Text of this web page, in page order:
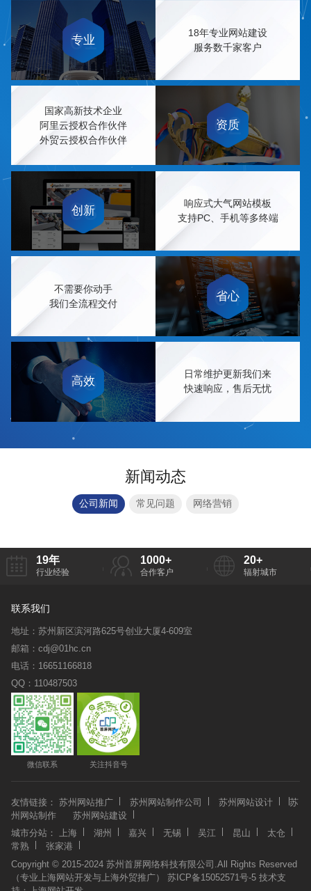
专业
01
18年专业网站建设
服务数千家客户
资质
02
国家高新技术企业
阿里云授权合作伙伴
外贸云授权合作伙伴
创新
03
响应式大气网站模板
支持PC、手机等多终端
省心
04
不需要你动手
我们全流程交付
高效
05
日常维护更新我们来
快速响应，售后无忧
新闻动态
公司新闻 常见问题 网络营销
19年
行业经验
1000+
合作客户
20+
辐射城市
联系我们
地址：苏州新区滨河路625号创业大厦4-609室
邮箱：cdj@01hc.cn
电话：16651166818
QQ：110487503
微信联系 关注抖音号
友情链接： 苏州网站推广 苏州网站制作公司 苏州网站设计
苏
州网站制作
苏州网站建设
城市分站：
上海 湖州 嘉兴 无锡 吴江 昆山
太仓
常熟
张家港
Copyright © 2015-2024 苏州首屏网络科技有限公司.All Rights Reserved
（专业上海网站开发与上海外贸推广）
苏ICP备15052571号-5 技术支